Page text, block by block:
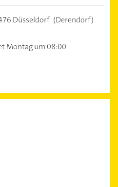
Düsseldorf (Derendorf)
Montag um 08:00